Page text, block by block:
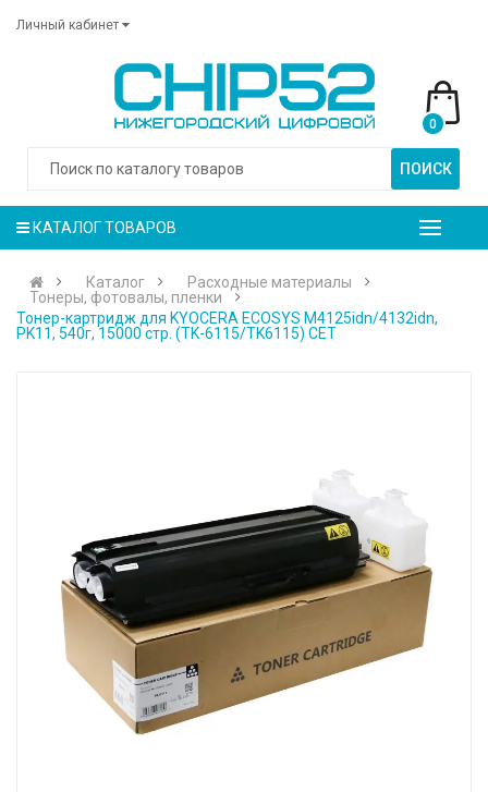
Личный кабинет
ПОИСК
0
КАТАЛОГ ТОВАРОВ
Каталог
Расходные материалы
Тонеры, фотовалы, пленки
Тонер-картридж для KYOCERA ECOSYS M4125idn/4132idn,
PK11, 540г, 15000 стр. (TK-6115/TK6115) CET